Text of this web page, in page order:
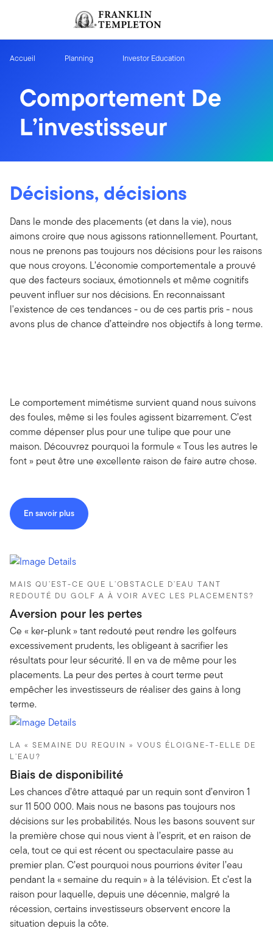
Header menu toggle
Ouverture de session
Accueil Planning Investor Education
Comportement De
L’investisseur
Décisions, décisions
Dans le monde des placements (et dans la vie), nous
aimons croire que nous agissons rationnellement. Pourtant,
nous ne prenons pas toujours nos décisions pour les raisons
que nous croyons. L’économie comportementale a prouvé
que des facteurs sociaux, émotionnels et même cognitifs
peuvent influer sur nos décisions. En reconnaissant
l'existence de ces tendances - ou de ces partis pris - nous
avons plus de chance d’atteindre nos objectifs à long terme.
Le comportement mimétisme survient quand nous suivons
des foules, même si les foules agissent bizarrement. C’est
comme dépenser plus pour une tulipe que pour une
maison. Découvrez pourquoi la formule « Tous les autres le
font » peut être une excellente raison de faire autre chose.
En savoir plus
MAIS QU’EST-CE QUE L’OBSTACLE D’EAU TANT
REDOUTÉ DU GOLF A À VOIR AVEC LES PLACEMENTS?
Aversion pour les pertes
Ce « ker-plunk » tant redouté peut rendre les golfeurs
excessivement prudents, les obligeant à sacrifier les
résultats pour leur sécurité. Il en va de même pour les
placements. La peur des pertes à court terme peut
empêcher les investisseurs de réaliser des gains à long
terme.
LA « SEMAINE DU REQUIN » VOUS ÉLOIGNE-T-ELLE DE
L’EAU?
Biais de disponibilité
Les chances d’être attaqué par un requin sont d’environ 1
sur 11 500 000. Mais nous ne basons pas toujours nos
décisions sur les probabilités. Nous les basons souvent sur
la première chose qui nous vient à l’esprit, et en raison de
cela, tout ce qui est récent ou spectaculaire passe au
premier plan. C’est pourquoi nous pourrions éviter l’eau
pendant la « semaine du requin » à la télévision. Et c’est la
raison pour laquelle, depuis une décennie, malgré la
récession, certains investisseurs observent encore la
situation depuis la côte.